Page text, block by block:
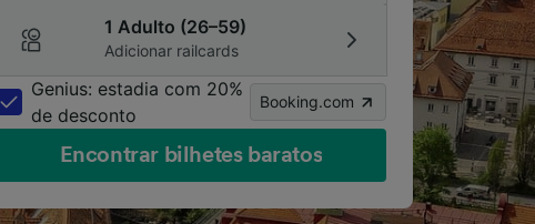
1 Adulto (26–59)
Adicionar railcards
Genius: estadia com 20%
de desconto
Booking.com
Encontrar bilhetes baratos